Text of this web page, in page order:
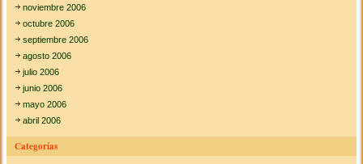
noviembre 2006
octubre 2006
septiembre 2006
agosto 2006
julio 2006
junio 2006
mayo 2006
abril 2006
Categorías